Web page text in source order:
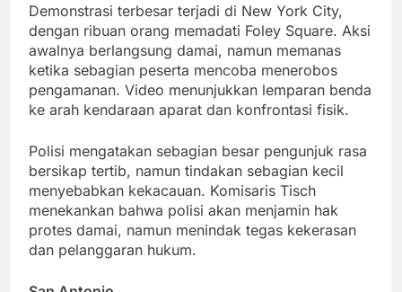
Demonstrasi terbesar terjadi di New York City,
dengan ribuan orang memadati Foley Square. Aksi
awalnya berlangsung damai, namun memanas
ketika sebagian peserta mencoba menerobos
pengamanan. Video menunjukkan lemparan benda
ke arah kendaraan aparat dan konfrontasi fisik.
Polisi mengatakan sebagian besar pengunjuk rasa
bersikap tertib, namun tindakan sebagian kecil
menyebabkan kekacauan. Komisaris Tisch
menekankan bahwa polisi akan menjamin hak
protes damai, namun menindak tegas kekerasan
dan pelanggaran hukum.